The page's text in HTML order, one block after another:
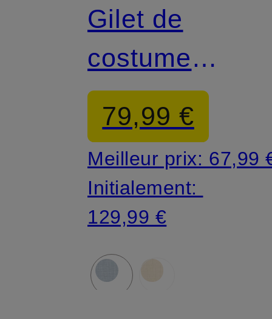
Gilet de
costume
CIVITRA coupe
classique
79,99 €
Meilleur prix: 67,99
Initialement:
129,99 €